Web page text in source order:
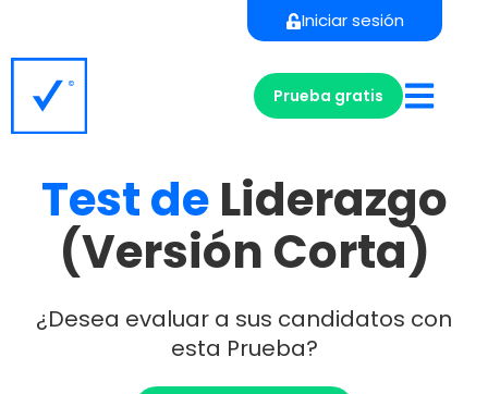
Iniciar sesión
Prueba gratis
TestdeLiderazgo
(Versión Corta)
¿Desea evaluar a sus candidatos con
esta Prueba?